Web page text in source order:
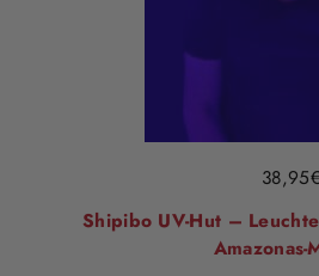
38,95€
Shipibo UV-Hut –
Amazonas-